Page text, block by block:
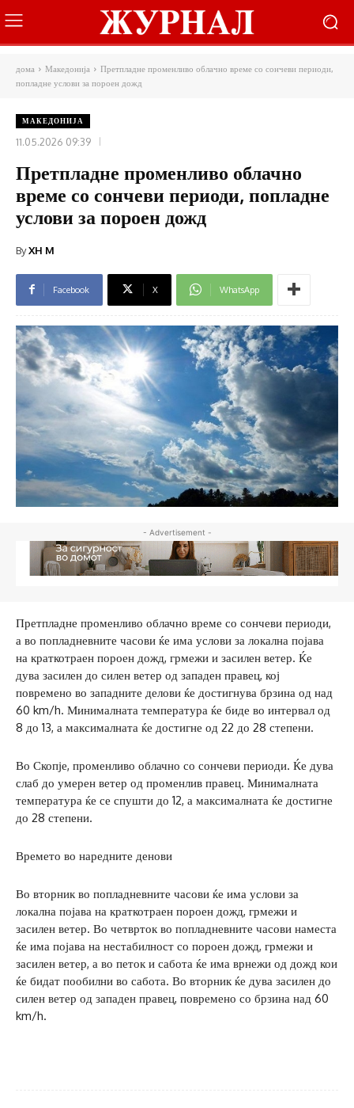
дома Македонија
Претпладне променливо облачно време со сончеви периоди,
попладне услови за пороен дожд
МАКЕДОНИЈА
11.05.2026 09:39
Претпладне променливо облачно
време со сончеви периоди, попладне
услови за пороен дожд
ByXH M
Facebook X WhatsApp
- Advertisement -
Претпладне променливо облачно време со сончеви периоди,
а во попладневните часови ќе има услови за локална појава
на краткотраен пороен дожд, грмежи и засилен ветер. Ќе
дува засилен до силен ветер од западен правец, кој
повремено во западните делови ќе достигнува брзина од над
60 km/h. Минималната температура ќе биде во интервал од
8 до 13, а максималната ќе достигне од 22 до 28 степени.
Во Скопје, променливо облачно со сончеви периоди. Ќе дува
слаб до умерен ветер од променлив правец. Минималната
температура ќе се спушти до 12, а максималната ќе достигне
до 28 степени.
Времето во наредните денови
Во вторник во попладневните часови ќе има услови за
локална појава на краткотраен пороен дожд, грмежи и
засилен ветер. Во четврток во попладневните часови наместа
ќе има појава на нестабилност со пороен дожд, грмежи и
засилен ветер, а во петок и сабота ќе има врнежи од дожд кои
ќе бидат пообилни во сабота. Во вторник ќе дува засилен до
силен ветер од западен правец, повремено со брзина над 60
km/h.